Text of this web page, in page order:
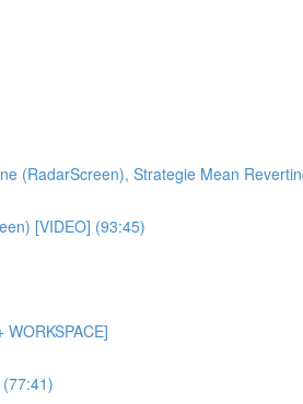
(RadarScreen), Strategie Mean
[VIDEO] (93:45)